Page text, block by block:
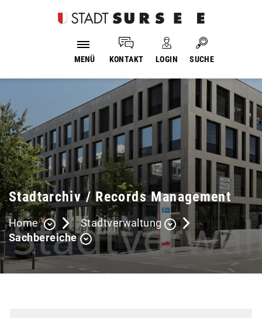
Kopfzeile
MENÜ KONTAKT LOGIN SUCHE
Inhalt
Stadtarchiv / Records Management
Home
Stadtverwaltung
Sachbereiche